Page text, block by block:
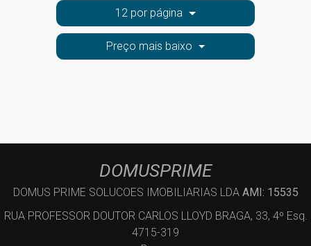
12 por página
Preço mais baixo
DOMUSPRIME
DOMUS PRIME SOLUCOES IMOBILIARIAS LDA AMI: 15535
RUA PROFESSOR DOUTOR CARLOS LLOYD BRAGA, 33, 4º Esq.
4715-319